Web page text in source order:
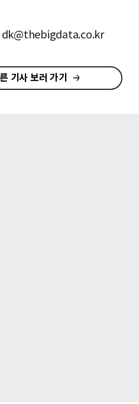
dk@thebigdata.co.kr
기사 보러 가기